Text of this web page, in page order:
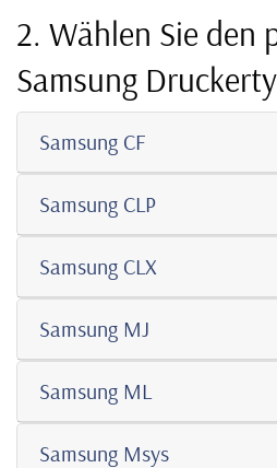
2. Wählen Sie den
Samsung
Samsung CF
Samsung CLP
Samsung CLX
Samsung MJ
Samsung ML
Samsung Msys